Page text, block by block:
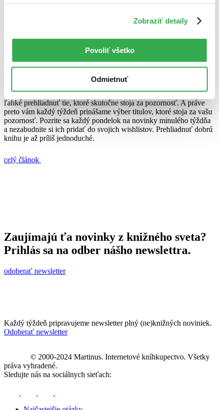
Zobraziť detaily
Povoliť všetko
Odmietnuť
Sarah WatersováSofi
Knižné tipy: Naučte sa manipulovať a vychutnajte si výborný román
Juraj Šlesar
Neustále vychádzajú nové a nové knihy, vďaka čomu je veľmi
ľahké prehliadnuť tie, ktoré skutočne stoja za pozornosť. A práve
preto vám každý týždeň prinášame výber titulov, ktoré stoja za vašu
pozornosť. Pozrite sa každý pondelok na novinky minulého týždňa
a nezabudnite si ich pridať do svojich wishlistov. Prehliadnuť dobrú
knihu je až príliš jednoduché.
celý článok
Zaujímajú ťa novinky z knižného sveta?
Prihlás sa na odber nášho newslettra.
odoberať newsletter
Každý týždeň pripravujeme newsletter plný (ne)knižných noviniek.
Odoberať newsletter
© 2000-2024 Martinus. Internetové kníhkupectvo. Všetky
práva vyhradené.
Sledujte nás na sociálnych sieťach: